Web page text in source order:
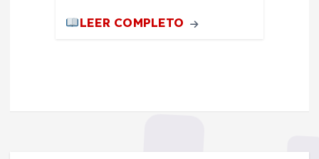
LEER COMPLETO